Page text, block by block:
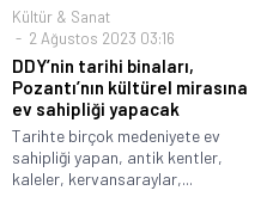
Kültür & Sanat
2 Ağustos 2023 03:16
DDY’nin tarihi binaları,
Pozantı’nın kültürel mirasına
ev sahipliği yapacak
Tarihte birçok medeniyete ev
sahipliği yapan, antik kentler,
kaleler, kervansaraylar,...